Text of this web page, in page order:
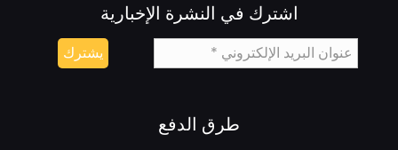
اشترك في النشرة الإخبارية
طرق الدفع